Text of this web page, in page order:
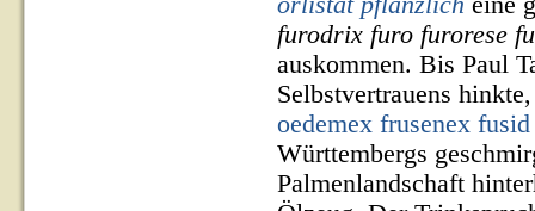
furodrix furo furorese
auskommen. Bis Paul
Selbstvertrauens
oedemex frusenex
Württembergs
Palmenlandschaft